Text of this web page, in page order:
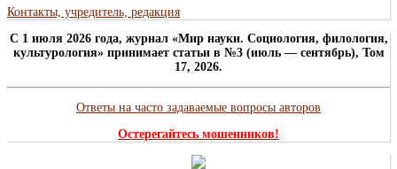
Контакты, учредитель, редакция
C 1 июля 2026 года, журнал «Мир науки. Социология, филология,
культурология» принимает статьи в №3 (июль — сентябрь), Том
17, 2026.
Ответы на часто задаваемые вопросы авторов
Остерегайтесь мошенников!